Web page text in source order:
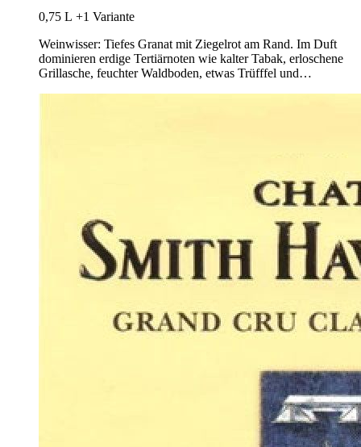
0,75 L +1 Variante
Weinwisser: Tiefes Granat mit Ziegelrot am Rand. Im Duft
dominieren erdige Tertiärnoten wie kalter Tabak, erloschene
Grillasche, feuchter Waldboden, etwas Trüfffel und…